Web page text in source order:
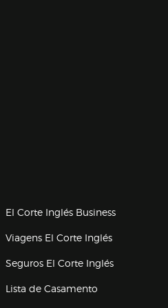
El Corte Inglés Business
Viagens El Corte Inglés(abre en
Seguros El Corte Inglés(abre en
Lista de Casamento